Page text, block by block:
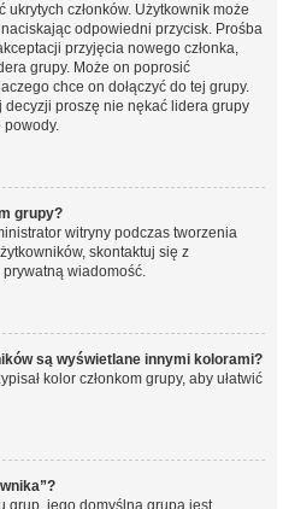
członków. Użytkownik może
odpowiedni przycisk. Prośba
przyjęcia nowego członka,
grupy. Może on poprosić
chce on dołączyć do tej grupy.
proszę nie nękać lidera grupy
powody.
grupy?
witryny podczas tworzenia
skontaktuj się z
wiadomość.
są wyświetlane innymi kolorami?
kolor członkom grupy, aby ułatwić
grup, jego domyślna grupa jest